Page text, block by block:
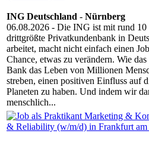
ING Deutschland - Nürnberg
06.08.2026 - Die ING ist mit rund
drittgrößte Privatkundenbank in
arbeitet, macht nicht einfach einen
Chance, etwas zu verändern. Wie
Bank das Leben von Millionen
streben, einen positiven Einfluss auf
Planeten zu haben. Und indem wir
menschlich...